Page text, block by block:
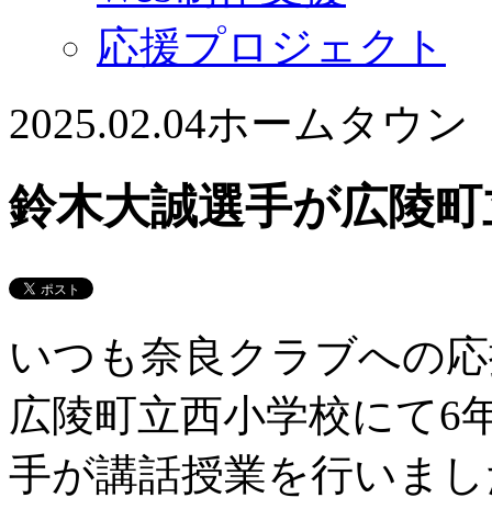
応援プロジェクト
2025.02.04ホームタウン
鈴木大誠選手が広陵
いつも奈良クラブへの
広陵町立西小学校にて6
手が講話授業を行いま